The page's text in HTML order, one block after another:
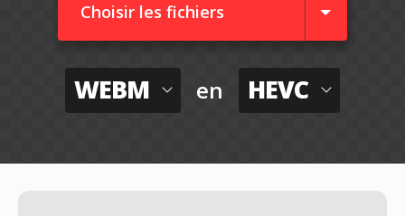
Choisir les fichiers
WEBM en HEVC